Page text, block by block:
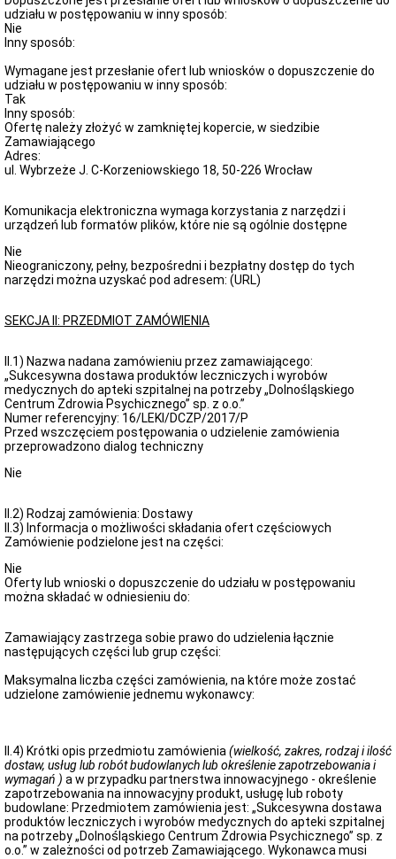
udziału w postępowaniu w inny sposób:
Nie
Inny sposób:
Wymagane jest przesłanie ofert lub wniosków o dopuszczenie do
udziału w postępowaniu w inny sposób:
Tak
Inny sposób:
Ofertę należy złożyć w zamkniętej kopercie, w siedzibie
Zamawiającego
Adres:
ul. Wybrzeże J. C-Korzeniowskiego 18, 50-226 Wrocław
Komunikacja elektroniczna wymaga korzystania z narzędzi i
urządzeń lub formatów plików, które nie są ogólnie dostępne
Nie
Nieograniczony, pełny, bezpośredni i bezpłatny dostęp do tych
narzędzi można uzyskać pod adresem: (URL)
SEKCJA II: PRZEDMIOT ZAMÓWIENIA
II.1) Nazwa nadana zamówieniu przez zamawiającego:
„Sukcesywna dostawa produktów leczniczych i wyrobów
medycznych do apteki szpitalnej na potrzeby „Dolnośląskiego
Centrum Zdrowia Psychicznego” sp. z o.o.”
Numer referencyjny: 16/LEKI/DCZP/2017/P
Przed wszczęciem postępowania o udzielenie zamówienia
przeprowadzono dialog techniczny
Nie
II.2) Rodzaj zamówienia: Dostawy
II.3) Informacja o możliwości składania ofert częściowych
Zamówienie podzielone jest na części:
Nie
Oferty lub wnioski o dopuszczenie do udziału w postępowaniu
można składać w odniesieniu do:
Zamawiający zastrzega sobie prawo do udzielenia łącznie
następujących części lub grup części:
Maksymalna liczba części zamówienia, na które może zostać
udzielone zamówienie jednemu wykonawcy:
II.4) Krótki opis przedmiotu zamówienia (wielkość, zakres, rodzaj i ilość
dostaw, usług lub robót budowlanych lub określenie zapotrzebowania i
wymagań ) a w przypadku partnerstwa innowacyjnego - określenie
zapotrzebowania na innowacyjny produkt, usługę lub roboty
budowlane: Przedmiotem zamówienia jest: „Sukcesywna dostawa
produktów leczniczych i wyrobów medycznych do apteki szpitalnej
na potrzeby „Dolnośląskiego Centrum Zdrowia Psychicznego” sp. z
o.o.” w zależności od potrzeb Zamawiającego. Wykonawca musi